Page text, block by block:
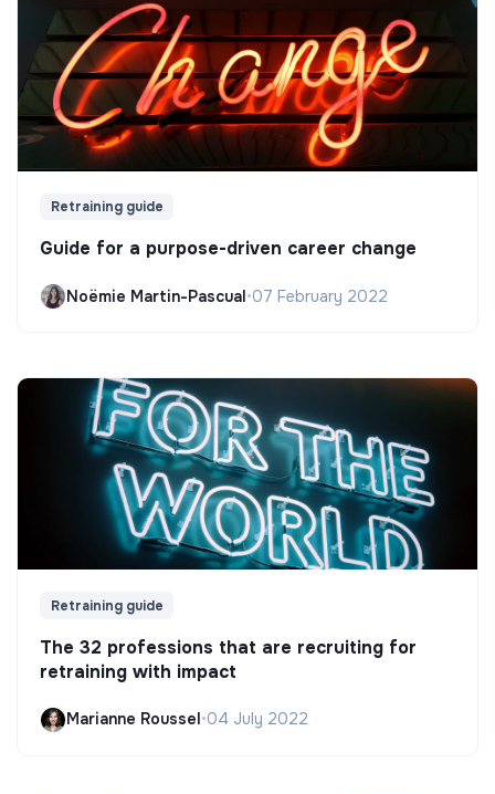
Retraining guide
Guide for a purpose-driven career change
Noëmie Martin-Pascual•07 February 2022
Retraining guide
The 32 professions that are recruiting for
retraining with impact
Marianne Roussel •04 July 2022